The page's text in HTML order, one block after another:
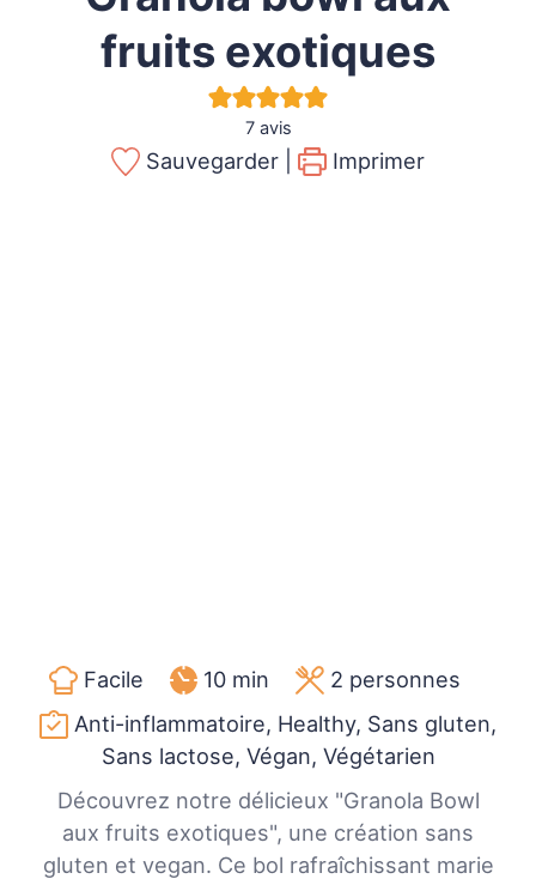
fruits exotiques
7avis
Sauvegarder | Imprimer
Facile 10 min 2 personnes
Anti-inflammatoire, Healthy, Sans gluten,
Sans lactose, Végan, Végétarien
Découvrez notre délicieux "Granola Bowl
aux fruits exotiques", une création sans
gluten et vegan. Ce bol rafraîchissant marie